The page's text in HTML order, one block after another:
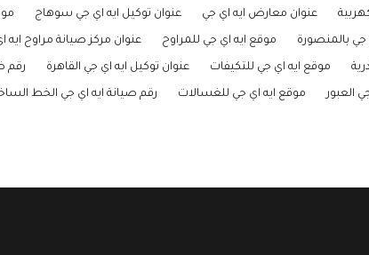
عنوان معارض ايه اي جي عنوان توكيل ايه اي جي سوهاج
جي بالمنصورة موقع ايه اي جي للمراوح عنوان مركز صيانة مراوح ايه
موقع ايه اي جي للتكيفات عنوان توكيل ايه اي جي القاهرة رقم
العبور موقع ايه اي جي للغسالات رقم صيانة ايه اي جي الخط